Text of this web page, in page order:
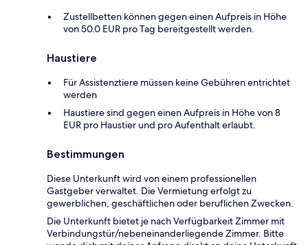
Zustellbetten können gegen einen Aufpreis in Höhe
von 50.0 EUR pro Tag bereitgestellt werden.
Haustiere
Für Assistenztiere müssen keine Gebühren entrichtet
werden
Haustiere sind gegen einen Aufpreis in Höhe von 8
EUR pro Haustier und pro Aufenthalt erlaubt.
Bestimmungen
Diese Unterkunft wird von einem professionellen
Gastgeber verwaltet. Die Vermietung erfolgt zu
gewerblichen, geschäftlichen oder beruflichen Zwecken.
Die Unterkunft bietet je nach Verfügbarkeit Zimmer mit
Verbindungstür/nebeneinanderliegende Zimmer. Bitte